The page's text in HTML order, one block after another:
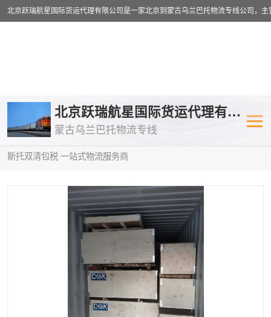
北京跃瑞航星国际货运代理有限公司
蒙古乌兰巴托物流专线
斯托双清包税 一站式物流服务商
乌兰巴托物流专线 乌兰巴托铁
乌兰巴托公路运输
中欧班列
蒙古乌兰巴托双清包税
蒙古乌兰巴托空运专线
蒙古乌兰巴托汽运专线